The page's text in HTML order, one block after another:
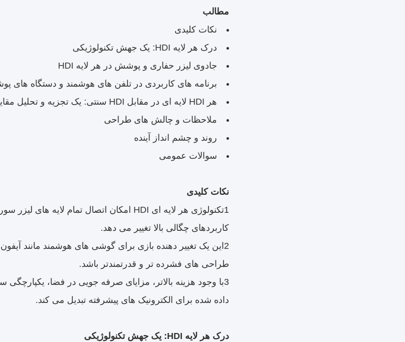
مطالب
نکات کلیدی
درک هر لایه HDI: یک جهش تکنولوژیکی
جادوی لیزر حفاری و پوشش در هر لایه HDI
برنامه های کاربردی در تلفن های هوشمند و دستگاه های
هر HDI لایه ای در مقابل HDI سنتی: یک تجزیه و تحلیل مقایسه ای
ملاحظات و چالش های طراحی
روند و چشم انداز آینده
سوالات عمومی
نکات کلیدی
کاربردهای چگالی بالا تغییر می دهد.
2این یک تغییر دهنده بازی برای گوشی های هوشمند مانند
طراحی های فشرده تر و قدرتمندتر باشد.
3با وجود هزینه بالاتر، مزایای صرفه جویی در فضا،
داده شده برای الکترونیک های پیشرفته تبدیل می کند.
درک هر لایه HDI: یک جهش تکنولوژیکی